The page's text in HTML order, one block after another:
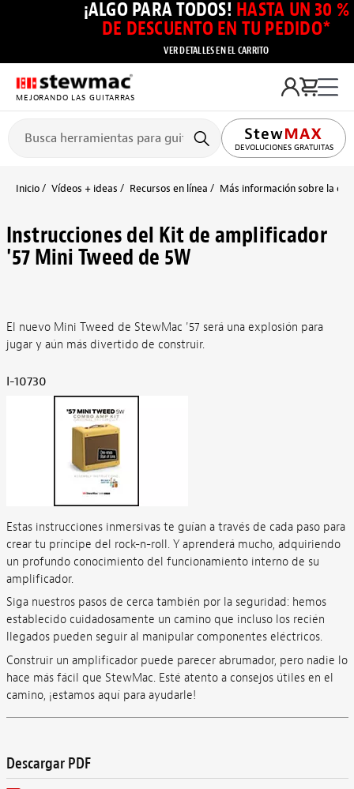
¡ALGO PARA TODOS! HASTA UN 30 %
DE DESCUENTO EN TU PEDIDO*
VER DETALLES EN EL CARRITO
MEJORANDO LAS GUITARRAS
DEVOLUCIONES GRATUITAS
Inicio Vídeos + ideas Recursos en línea Más información sobre la
Instrucciones del Kit de amplificador
'57 Mini Tweed de 5W
El nuevo Mini Tweed de StewMac '57 será una explosión para
jugar y aún más divertido de construir.
I-10730
Estas instrucciones inmersivas te guían a través de cada paso para
crear tu príncipe del rock-n-roll. Y aprenderá mucho, adquiriendo
un profundo conocimiento del funcionamiento interno de su
amplificador.
Siga nuestros pasos de cerca también por la seguridad: hemos
establecido cuidadosamente un camino que incluso los recién
llegados pueden seguir al manipular componentes eléctricos.
Construir un amplificador puede parecer abrumador, pero nadie lo
hace más fácil que StewMac. Esté atento a consejos útiles en el
camino, ¡estamos aquí para ayudarle!
Descargar PDF